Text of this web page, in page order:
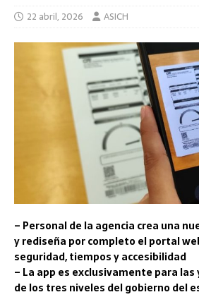
22 abril, 2026 ASICH
– Personal de la agencia crea una
y rediseña por completo el portal
seguridad, tiempos y accesibilidad
– La app es exclusivamente para
de los tres niveles del gobierno del